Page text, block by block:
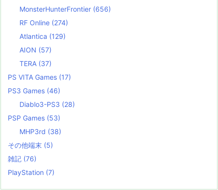
MonsterHunterFrontier (656)
RF Online (274)
Atlantica (129)
AION (57)
TERA (37)
PS VITA Games (17)
PS3 Games (46)
Diablo3-PS3 (28)
PSP Games (53)
MHP3rd (38)
その他端末 (5)
雑記 (76)
PlayStation (7)